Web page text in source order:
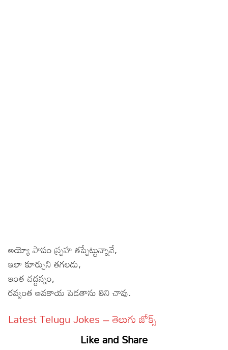
అయ్యో పాపం స్ప్రహ తప్పేట్టున్నావే,
ఇలా కూర్చుని తగలడు,
ఇంత చద్దన్నం,
రవ్వంత ఆవకాయ పెడతాను తిని చావు.
Latest Telugu Jokes – తెలుగు జోక్స్
Like and Share